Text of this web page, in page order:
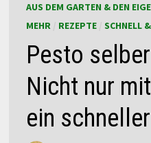
AUS DEM GARTEN & DEN
MEHR/ REZEPTE/ SCHNELL
Pesto
Nicht nur
ein